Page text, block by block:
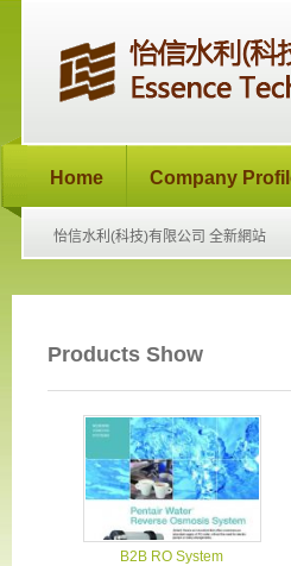
Home Company
怡信水利(科技)有限公司 全新網站
Products Show
B2B RO System